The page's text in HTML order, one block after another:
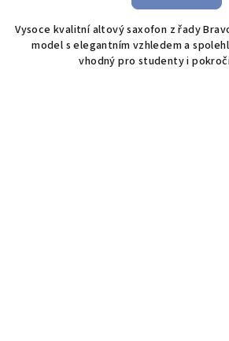
Vysoce kvalitní altový saxofon z řady
model s elegantním vzhledem a
vhodný pro studenty i